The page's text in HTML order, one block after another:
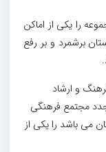
را یکی از اماکن
برشمرد و بر رفع
و ارشاد
مجتمع فرهنگی
می باشد را یکی از